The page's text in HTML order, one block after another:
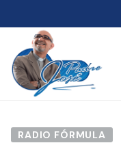
RADIO FÓRMULA